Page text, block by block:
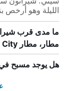
الليلة وهو أرخص بنسبة 80% وسطياً في
ما مدى قرب
مطار، مطار Ho Chi Minh City؟
هل يوجد مسبح في